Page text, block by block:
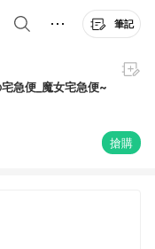
筆記
宅急便_魔女宅急便~
搶購